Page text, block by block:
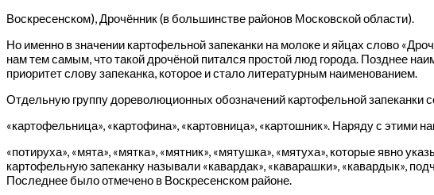
Воскресенском), Дрочённик (в большинстве районов Московской области).
Но именно в значении картофельной запеканки на молоке и яйцах слово
нам тем самым, что такой дрочёной питался простой люд города. Позднее
приоритет слову запеканка, которое и стало литературным наименованием.
Отдельную группу дореволюционных обозначений картофельной запеканки
«картофельница», «картофина», «картовница», «картошник». Наряду с этими
«потируха», «мята», «мятка», «мятник», «мятушка», «мятуха», которые явно
картофельную запеканку называли «кавардак», «каварашки», «кавардык»,
Последнее было отмечено в Воскресенском районе.